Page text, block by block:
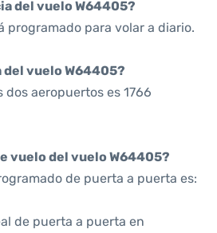
del vuelo W64405?
programado para volar a diario.
del vuelo W64405?
aeropuertos es 1766
vuelo del vuelo W64405?
de puerta a puerta es:
de puerta a puerta en